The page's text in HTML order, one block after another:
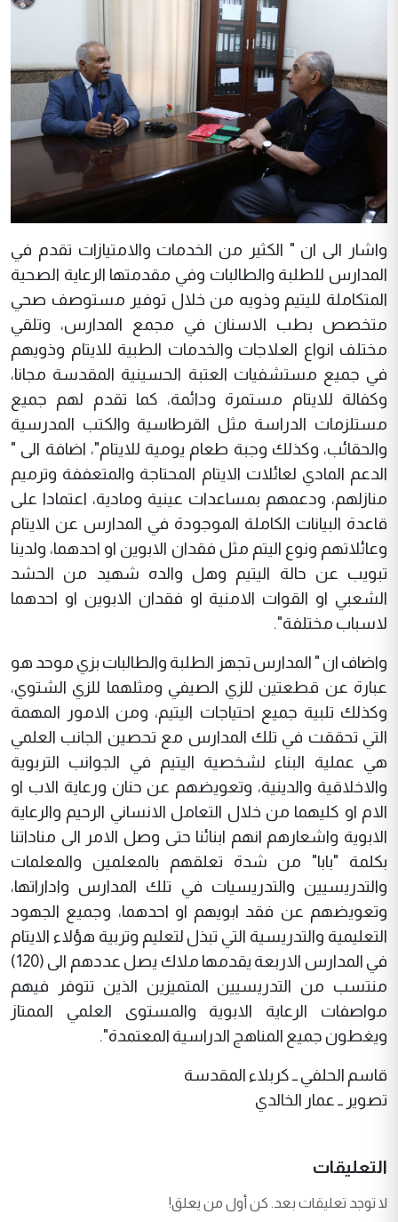
واشار الى ان " الكثير من الخدمات والامتيازات تقدم في
المدارس للطلبة والطالبات وفي مقدمتها الرعاية الصحية
المتكاملة لليتيم وذويه من خلال توفير مستوصف صحي
متخصص بطب الاسنان في مجمع المدارس، وتلقي
مختلف انواع العلاجات والخدمات الطبية للايتام وذويهم
في جميع مستشفيات العتبة الحسينية المقدسة مجانا،
وكفالة للايتام مستمرة ودائمة، كما تقدم لهم جميع
مستلزمات الدراسة مثل القرطاسية والكتب المدرسية
والحقائب، وكذلك وجبة طعام يومية للايتام"، اضافة الى "
الدعم المادي لعائلات الايتام المحتاجة والمتعففة وترميم
منازلهم، ودعمهم بمساعدات عينية ومادية، اعتمادا على
قاعدة البيانات الكاملة الموجودة في المدارس عن الايتام
وعائلاتهم ونوع اليتم مثل فقدان الابوين او احدهما، ولدينا
تبويب عن حالة اليتيم وهل والده شهيد من الحشد
الشعبي او القوات الامنية او فقدان الابوين او احدهما
لاسباب مختلفة".
واضاف ان " المدارس تجهز الطلبة والطالبات بزي موحد هو
عبارة عن قطعتين للزي الصيفي ومثلهما للزي الشتوي،
وكذلك تلبية جميع احتياجات اليتيم، ومن الامور المهمة
التي تحققت في تلك المدارس مع تحصين الجانب العلمي
هي عملية البناء لشخصية اليتيم في الجوانب التربوية
والاخلاقية والدينية، وتعويضهم عن حنان ورعاية الاب او
الام او كليهما من خلال التعامل الانساني الرحيم والرعاية
الابوية واشعارهم انهم ابنائنا حتى وصل الامر الى مناداتنا
بكلمة "بابا" من شدة تعلقهم بالمعلمين والمعلمات
والتدريسيين والتدريسيات في تلك المدارس واداراتها،
وتعويضهم عن فقد ابويهم او احدهما، وجميع الجهود
التعليمية والتدريسية التي تبذل لتعليم وتربية هؤلاء الايتام
في المدارس الاربعة يقدمها ملاك يصل عددهم الى (120)
منتسب من التدريسيين المتميزين الذين تتوفر فيهم
مواصفات الرعاية الابوية والمستوى العلمي الممتاز
ويغطون جميع المناهج الدراسية المعتمدة".
قاسم الحلفي ــ كربلاء المقدسة
تصوير ــ عمار الخالدي
التعليقات
لا توجد تعليقات بعد. كن أول من يعلق!